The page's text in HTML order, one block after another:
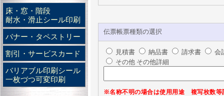
床・窓・階段
耐水・滑止シール印刷
バナー・タペストリー
割引・サービスカード
バリアブル印刷シール
一枚づつ可変印刷
伝票帳票種類の選択
見積書 納品書 請求書
会
その他その他詳細
※名称不明の場合は使用用途 複写枚数等